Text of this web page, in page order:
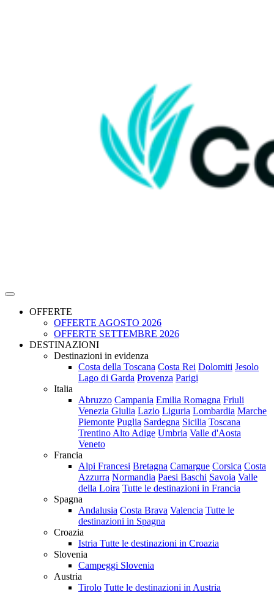
OFFERTE
OFFERTE AGOSTO 2026
OFFERTE SETTEMBRE 2026
DESTINAZIONI
Destinazioni in evidenza
Costa della Toscana Costa Rei Dolomiti Jesolo
Lago di Garda Provenza Parigi
Italia
Abruzzo Campania Emilia Romagna Friuli
Venezia Giulia Lazio Liguria Lombardia Marche
Piemonte Puglia Sardegna Sicilia Toscana
Trentino Alto Adige Umbria Valle d'Aosta
Veneto
Francia
Alpi Francesi Bretagna Camargue Corsica Costa
Azzurra Normandia Paesi Baschi Savoia Valle
della Loira Tutte le destinazioni in Francia
Spagna
Andalusia Costa Brava Valencia Tutte le
destinazioni in Spagna
Croazia
Istria Tutte le destinazioni in Croazia
Slovenia
Campeggi Slovenia
Austria
Tirolo Tutte le destinazioni in Austria